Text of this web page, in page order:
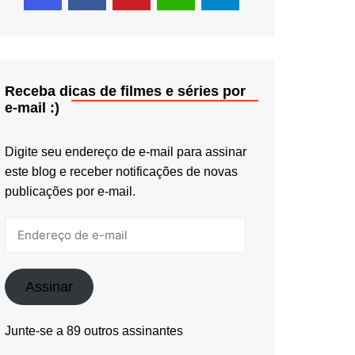
Receba dicas de filmes e séries por
e-mail :)
Digite seu endereço de e-mail para assinar
este blog e receber notificações de novas
publicações por e-mail.
mail Assinar
Junte-se a 89 outros assinantes